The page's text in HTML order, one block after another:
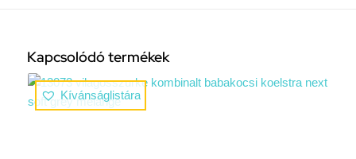
Kapcsolódó termékek
Kívánságlistára